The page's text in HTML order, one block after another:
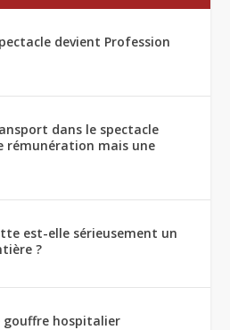
devient Profession
dans le spectacle
rémunération mais une
est-elle sérieusement un
?
gouffre hospitalier